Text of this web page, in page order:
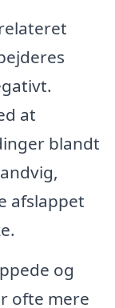
at
blandt
afslappet
og
ofte mere